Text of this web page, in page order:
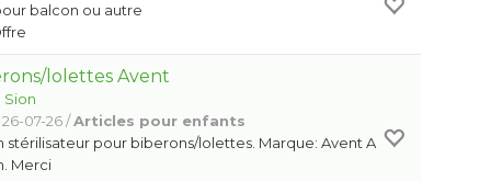
balcon ou autre
lolettes Avent
Sion
07-26 /Articles pour enfants
stérilisateur pour biberons/lolettes. Marque: Avent A
Merci